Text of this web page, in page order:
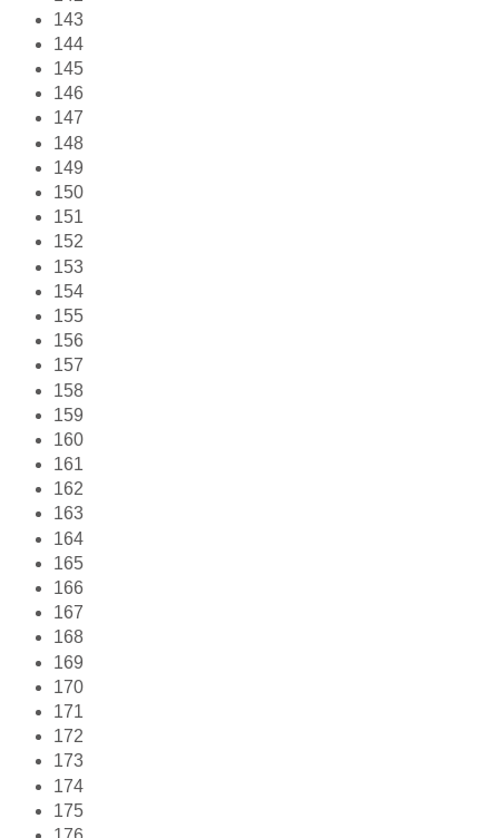
143
144
145
146
147
148
149
150
151
152
153
154
155
156
157
158
159
160
161
162
163
164
165
166
167
168
169
170
171
172
173
174
175